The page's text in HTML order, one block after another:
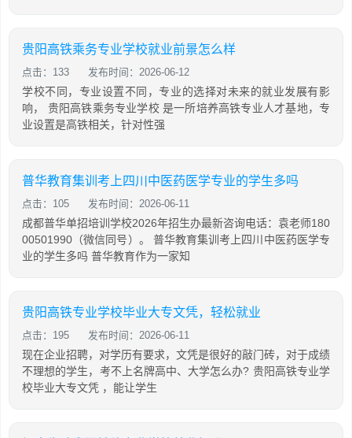
贵阳高铁乘务专业学校就业前景怎么样
点击：133 发布时间：2026-06-12
学校不同，专业设置不同，专业的选择对未来的就业发展有影
响， 贵阳高铁乘务专业学校 是一所培养高铁专业人才基地，专
业设置是高铁相关，针对性强
普华教育集训考上四川中医药医学专业的学生多吗
点击：105 发布时间：2026-06-11
成都普华单招培训学校2026年招生办最新咨询电话：袁老师180
00501990（微信同号）。 普华教育集训考上四川中医药医学专
业的学生多吗 普华教育作为一家知
贵阳高铁专业学校毕业大专文凭，轻松就业
点击：195 发布时间：2026-06-11
现在企业招聘，对学历有要求，文凭是很好的敲门砖，对于成绩
不理想的学生，考不上名牌高中、大学怎么办? 贵阳高铁专业学
校毕业大专文凭 ，能让学生